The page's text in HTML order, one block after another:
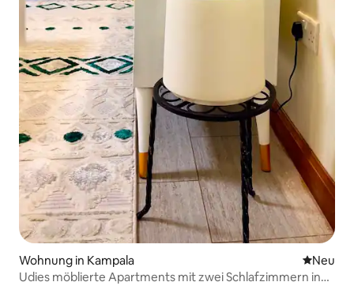
Wohnung in Kampala Neue
Neu
Udies möblierte Apartments mit zwei Schlafzimmern in